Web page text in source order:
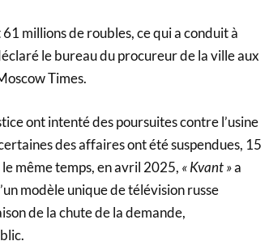
millions de roubles, ce qui a conduit à
le bureau du procureur de la ville aux
Times.
ont intenté des poursuites contre l’usine
des affaires ont été suspendues, 15
même temps, en avril 2025, « Kvant »a
modèle unique de télévision russe
de la chute de la demande,